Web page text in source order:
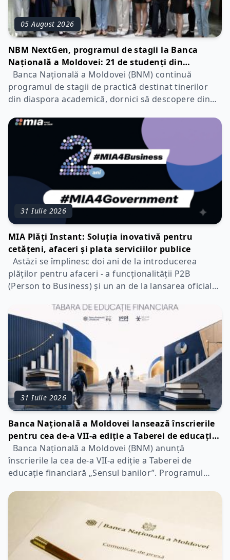
05 August 2026
NBM NextGen, programul de stagii la Banca
Națională a Moldovei: 21 de studenți din
diaspora academică au efectuat recent stagii de
practică în cadrul instituției
programul de stagii de practică destinat tinerilor
din diaspora academică, dornici să descopere din
centrale și să-și consolideze competențele
dobândite pe parcursul studiilor peste hotare.
Recent, 21 de st
31 Iulie 2026
MIA Plăți Instant: Soluția inovativă pentru
cetățeni, afaceri și plata serviciilor publice
Astăzi se împlinesc doi ani de la introducerea
plăților pentru afaceri - a funcționalității P2B
(Person to Business) și un an de la lansarea oficială
Government) în sistemul MIA Plăți Instant - un
proiect strategic al Băncii Naționale a Moldovei
31 Iulie 2026
Banca Națională a Moldovei lansează înscrierile
pentru cea de-a VII-a ediție a Taberei de educație
financiară „Sensul banilor”
înscrierile la cea de-a VII-a ediție a Taberei de
educație financiară „Sensul banilor”. Programul
doresc să își dezvolte competențele financiare și să